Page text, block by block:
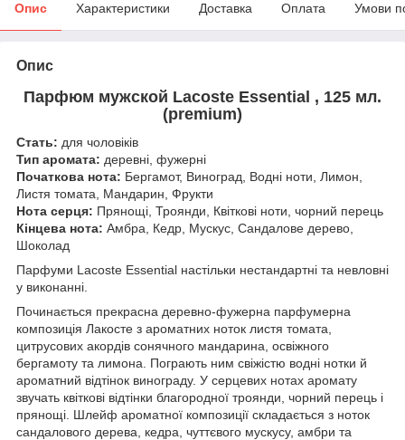
Опис Характеристики Доставка Оплата Умови
Опис
Парфюм мужской Lacoste Essential , 125 мл.
(premium)
Стать: для чоловіків
Тип аромата: деревні, фужерні
Початкова нота: Бергамот, Виноград, Водні ноти, Лимон,
Листя томата, Мандарин, Фрукти
Нота серця: Прянощі, Троянди, Квіткові ноти, чорний перець
Кінцева нота: Амбра, Кедр, Мускус, Сандалове дерево,
Шоколад
Парфуми Lacoste Essential настільки нестандартні та невловні
у виконанні.
Починається прекрасна деревно-фужерна парфумерна
композиція Лакосте з ароматних ноток листя томата,
цитрусових акордів сонячного мандарина, освіжного
бергамоту та лимона. Пограють ним свіжістю водні нотки й
ароматний відтінок винограду. У серцевих нотах аромату
звучать квіткові відтінки благородної троянди, чорний перець і
прянощі. Шлейф ароматної композиції складається з ноток
сандалового дерева, кедра, чуттєвого мускусу, амбри та